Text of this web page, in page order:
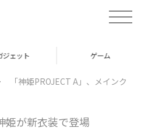
t
o
v
ジェット ゲーム
「神姫PROJECT A」、メインク
姫が新衣装で登場